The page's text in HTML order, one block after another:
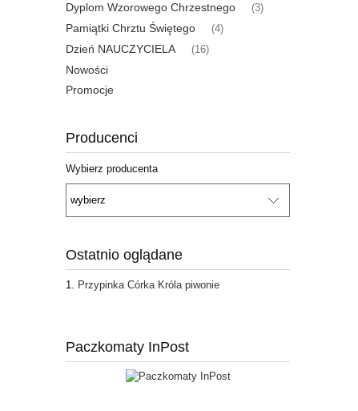
Dyplom Wzorowego Chrzestnego (3)
Pamiątki Chrztu Świętego (4)
Dzień NAUCZYCIELA (16)
Nowości
Promocje
Producenci
Wybierz producenta
Ostatnio oglądane
Przypinka Córka Króla piwonie
Paczkomaty InPost